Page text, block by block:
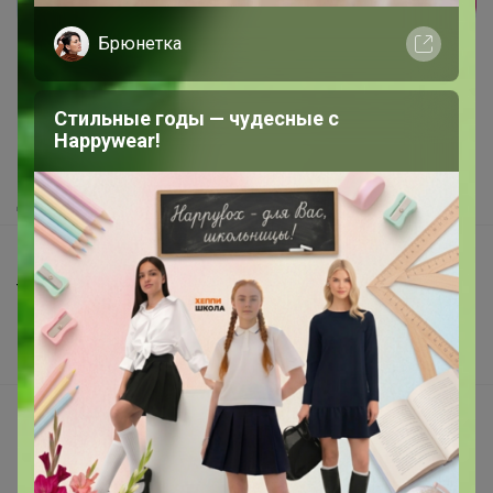
Как здесь все устроено?
Как сделать заказ?
Доставка
Шоурумы
Торговые марки
Наша команда
В наличии
Подарочные сертификаты
Реклама на сайте
Поставщикам
Брюнетка
Стильные годы — чудесные с
Happywear!